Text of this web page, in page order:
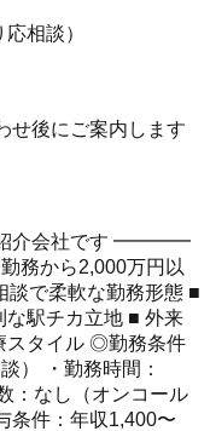
相談）
せ後にご案内します
介会社です ━━━━
務から2,000万円以
談で柔軟な勤務形態 ■
な駅チカ立地 ■ 外来
スタイル ◎勤務条件
） ・勤務時間：
：なし（オンコール
条件：年収1,400〜